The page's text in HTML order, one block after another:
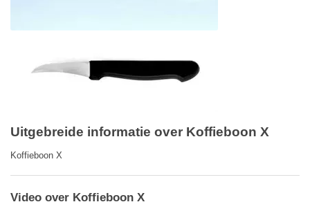
Uitgebreide informatie over Koffieboon X
Koffieboon X
Video over Koffieboon X